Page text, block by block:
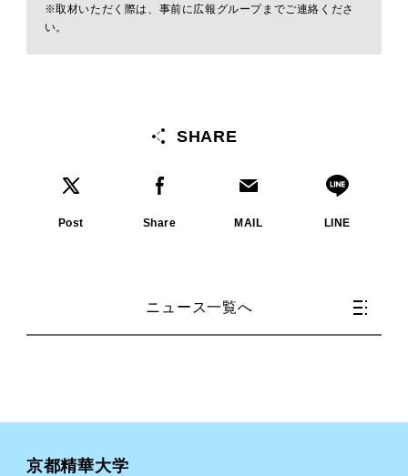
※取材いただく際は、事前に広報グループまでご連絡くださ
い。
SHARE
Post Share MAIL LINE
ニュース一覧へ
京都精華大学